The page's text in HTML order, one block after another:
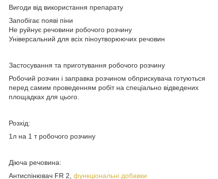
Вигоди від використання препарату
Запобігає появі піни
Не руйнує речовини робочого розчину
Універсальний для всіх піноутворюючих речовин
Застосування та приготування робочого розчину
Робочий розчин і заправка розчином обприскувача готуються
перед самим проведенням робіт на спеціально відведених
площадках для цього.
Розхід:
1л на 1 т робочого розчину
Діюча речовина:
Антиспінювач FR 2, функціональні добавки